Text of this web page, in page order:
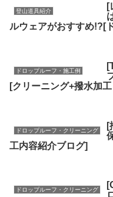
登山道具紹介
[
ルウェアがおすすめ!?[
ドロップルーフ・施工例
[クリーニング+撥水加工
ドロップルーフ・クリーニング
[
工内容紹介ブログ]
ドロップルーフ・クリーニング